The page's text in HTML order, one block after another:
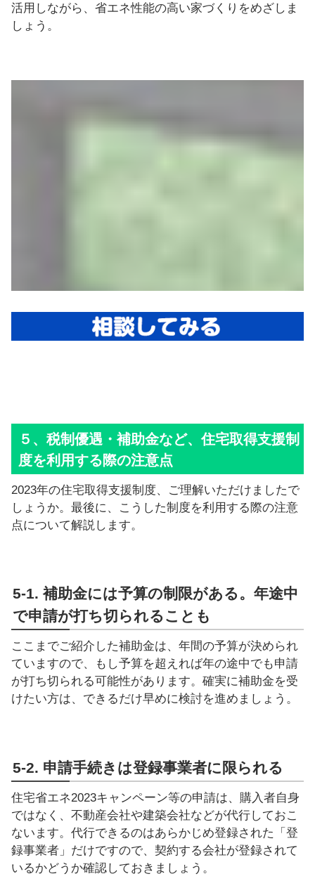
活用しながら、省エネ性能の高い家づくりをめざしま
しょう。
５、税制優遇・補助金など、住宅取得支援制
度を利用する際の注意点
2023年の住宅取得支援制度、ご理解いただけましたで
しょうか。最後に、こうした制度を利用する際の注意
点について解説します。
5-1. 補助金には予算の制限がある。年途中
で申請が打ち切られることも
ここまでご紹介した補助金は、年間の予算が決められ
ていますので、もし予算を超えれば年の途中でも申請
が打ち切られる可能性があります。確実に補助金を受
けたい方は、できるだけ早めに検討を進めましょう。
5-2. 申請手続きは登録事業者に限られる
住宅省エネ2023キャンペーン等の申請は、購入者自身
ではなく、不動産会社や建築会社などが代行しておこ
ないます。代行できるのはあらかじめ登録された「登
録事業者」だけですので、契約する会社が登録されて
いるかどうか確認しておきましょう。